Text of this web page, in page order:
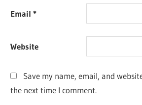
Email*
Website
Save my name, email, and
the next time I comment.